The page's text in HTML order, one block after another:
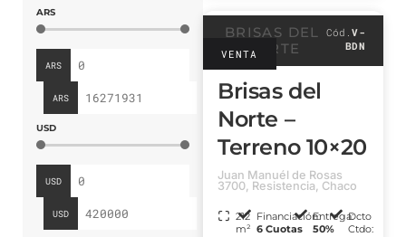
ARS
ARS
ARS
USD
USD
USD
BRISAS DEL
NORTE
Cód.V-
BDN
VENTA
Brisas del
Norte –
Terreno 10×20
Juan Manuél de Rosas
3700, Resistencia, Chaco
212
m²
Financiación:
6 Cuotas
Entrega:
50%
Dcto
Ctdo: